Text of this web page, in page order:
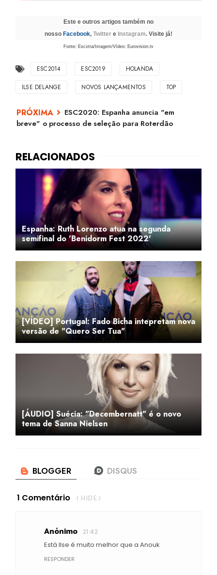
Este e outros artigos também no
nosso Facebook, Twitter e Instagram. Visite já!
Fonte: Escxtra/Imagem/Vídeo: Eurovision.tv
ESC2014 ESC2019 HOLANDA
ILSE DELANGE NOVOS LANÇAMENTOS TOP
ESC2020: Espanha anuncia "em
breve" o processo de seleção para Roterdão
Espanha: Ruth Lorenzo atua na segunda
semifinal do 'Benidorm Fest 2022'
[VÍDEO] Portugal: Fado Bicha intepretam nova
versão de "Quero Ser Tua"
[ÁUDIO] Suécia: "Decembernatt" é o novo
tema de Sanna Nielsen
1 Comentário ( HIDE )
Anónimo 21:42
Está Ilse é muito melhor que a Anouk
RESPONDER